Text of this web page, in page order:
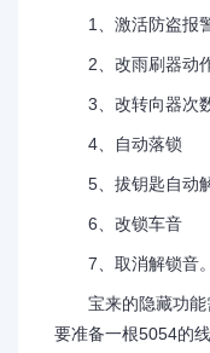
1、激活防盗报
2、改雨刷器动
3、改转向器次
4、自动落锁
5、拔钥匙自动
6、改锁车音
7、取消解锁音。
宝来的隐藏功能
要准备一根5054的